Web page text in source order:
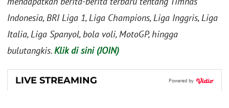
Indonesia, BRI Liga 1, Liga Champions, Liga Inggris, Liga
Italia, Liga Spanyol, bola voli, MotoGP, hingga
bulutangkis.Klik di sini (JOIN)
LIVE STREAMING Powered by